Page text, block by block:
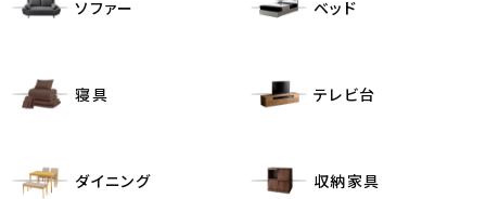
ソファー ベッド
寝具 テレビ台
ダイニング 収納家具